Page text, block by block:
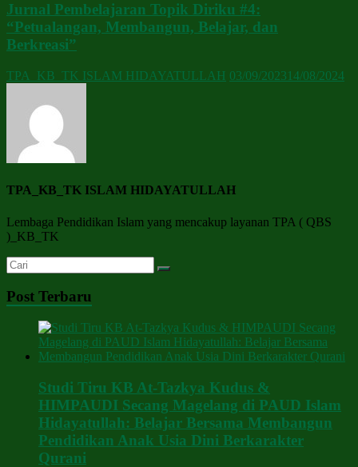
Jurnal Pembelajaran Topik Diriku #4:
“Petualangan, Membangun, Belajar, dan
Berkreasi”
TPA_KB_TK ISLAM HIDAYATULLAH 03/09/2023 14/08/2024
TPA_KB_TK ISLAM HIDAYATULLAH
Lembaga Pendidikan Islam yang mencakup layanan TPA ( QBS
)_KB_TK
Post Terbaru
Studi Tiru KB At-Tazkya Kudus &
HIMPAUDI Secang Magelang di PAUD Islam
Hidayatullah: Belajar Bersama Membangun
Pendidikan Anak Usia Dini Berkarakter
Qurani